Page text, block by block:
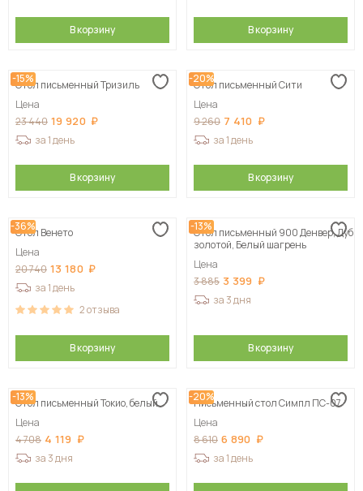
В корзину В корзину
-15%
Стол письменный Тризиль
Цена
23 440 19 920
за 1 день
В корзину
-20%
Стол письменный Сити
Цена
9 260 7 410
за 1 день
В корзину
-36%
Стол Венето
Цена
20 740 13 180
за 1 день
2отзыва
В корзину
-13%
Стол письменный 900 Денвер, Дуб
золотой, Белый шагрень
Цена
3 885 3 399
за 3 дня
В корзину
-13%
Стол письменный Токио, белый
Цена
4 708 4 119
за 3 дня
-20%
Письменный стол Симпл ПС-07
Цена
8 610 6 890
за 1 день